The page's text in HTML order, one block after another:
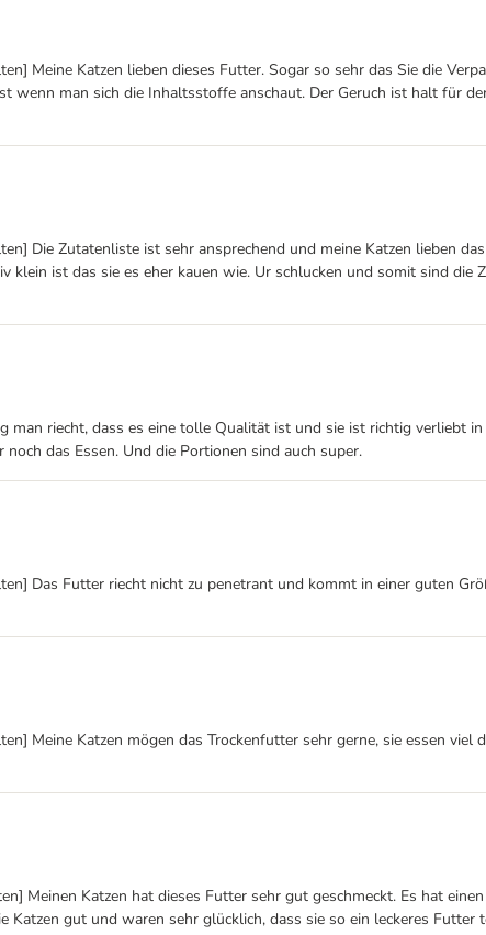
Meine Katzen lieben dieses Futter. Sogar so sehr das Sie die
man sich die Inhaltsstoffe anschaut. Der Geruch ist halt für
Die Zutatenliste ist sehr ansprechend und meine Katzen lieben
ist das sie es eher kauen wie. Ur schlucken und somit sind die
riecht, dass es eine tolle Qualität ist und sie ist richtig verliebt
das Essen. Und die Portionen sind auch super.
Das Futter riecht nicht zu penetrant und kommt in einer guten
Meine Katzen mögen das Trockenfutter sehr gerne, sie essen
Meinen Katzen hat dieses Futter sehr gut geschmeckt. Es hat
Katzen gut und waren sehr glücklich, dass sie so ein leckeres Futter